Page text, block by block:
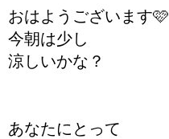
おはようございます🩷
今朝は少し
涼しいかな？
あなたにとって